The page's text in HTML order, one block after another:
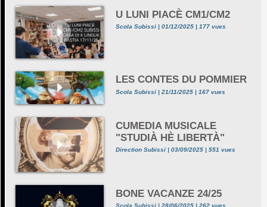
U LUNI PIACÈ CM1/CM2
Scola Subissi | 01/12/2025 | 177 vues
LES CONTES DU POMMIER
Scola Subissi | 21/11/2025 | 167 vues
CUMEDIA MUSICALE
"STUDIÀ HÈ LIBERTÀ"
Direction Subissi | 03/09/2025 | 551 vues
BONE VACANZE 24/25
Scola Subissi | 28/06/2025 | 262 vues